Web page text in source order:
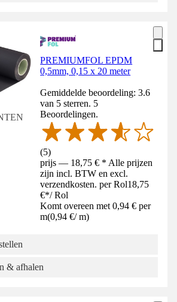
PREMIUMFOL EPDM
0,5mm, 0,15 x 20 meter
Gemiddelde beoordeling: 3.6
van 5 sterren. 5
Beoordelingen.
(5)
prijs — 18,75 € * Alle prijzen
zijn incl. BTW en excl.
verzendkosten. per Rol18,75
€*/ Rol
Komt overeen met 0,94 € per
m(0,94 €/ m)
& afhalen